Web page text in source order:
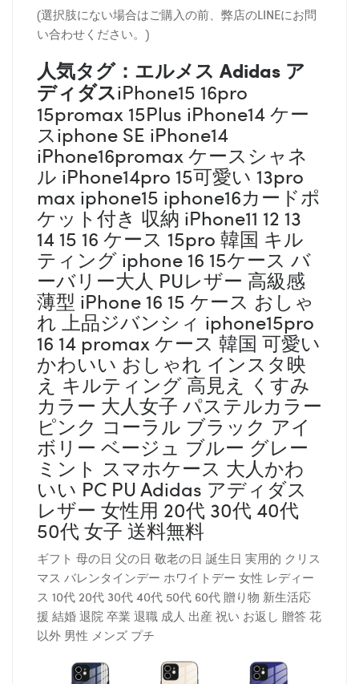
(選択肢にない場合はご購入の前、弊店のLINEにお問
い合わせください。)
人気タグ：エルメス Adidas ア
ディダスiPhone15 16pro
15promax 15Plus iPhone14 ケー
スiphone SE iPhone14
iPhone16promax ケースシャネ
ル iPhone14pro 15可愛い 13pro
max iphone15 iphone16カードポ
ケット付き 収納 iPhone11 12 13
14 15 16 ケース 15pro 韓国 キル
ティング iphone 16 15ケース バ
ーバリー大人 PUレザー 高級感
薄型 iPhone 16 15 ケース おしゃ
れ 上品ジバンシィ iphone15pro
16 14 promax ケース 韓国 可愛い
かわいい おしゃれ インスタ映
え キルティング 高見え くすみ
カラー 大人女子 パステルカラー
ピンク コーラル ブラック アイ
ボリー ベージュ ブルー グレー
ミント スマホケース 大人かわ
いい PC PU Adidas アディダス
レザー 女性用 20代 30代 40代
50代 女子 送料無料
ギフト 母の日 父の日 敬老の日 誕生日 実用的 クリス
マス バレンタインデー ホワイトデー 女性 レディー
ス 10代 20代 30代 40代 50代 60代 贈り物 新生活応
援 結婚 退院 卒業 退職 成人 出産 祝い お返し 贈答 花
以外 男性 メンズ プチ